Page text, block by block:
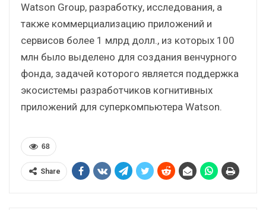
Watson Group, разработку, исследования, а
также коммерциализацию приложений и
сервисов более 1 млрд долл., из которых 100
млн было выделено для создания венчурного
фонда, задачей которого является поддержка
экосистемы разработчиков когнитивных
приложений для суперкомпьютера Watson.
68
Share